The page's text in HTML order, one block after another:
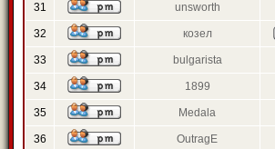
31 unsworth
32 козел
33 bulgarista
34 1899
35 Medala
36 OutragE